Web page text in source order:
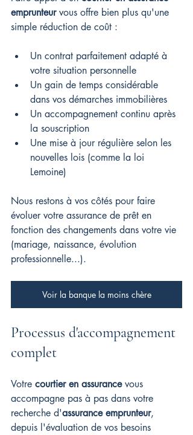
emprunteur vous offre bien plus qu'une
simple réduction de coût :
Un contrat parfaitement adapté à
votre situation personnelle
Un gain de temps considérable
dans vos démarches immobilières
Un accompagnement continu après
la souscription
Une mise à jour régulière selon les
nouvelles lois (comme la loi
Lemoine)
Nous restons à vos côtés pour faire
évoluer votre assurance de prêt en
fonction des changements dans votre vie
(mariage, naissance, évolution
professionnelle...).
Voir la banque la moins chère
Processus d'accompagnement
complet
Votre courtier en assurance vous
accompagne pas à pas dans votre
recherche d'assurance emprunteur,
depuis l'évaluation de vos besoins